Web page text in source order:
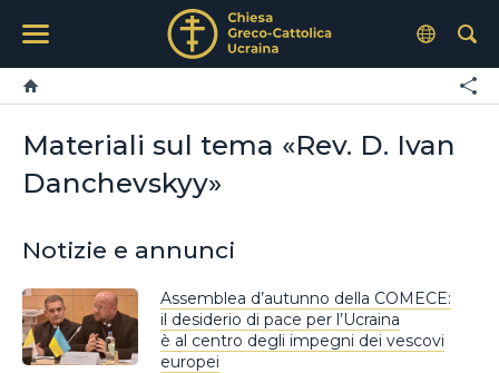
Materiali sul tema «Rev. D. Ivan
Danchevskyy»
Notizie e annunci
Assemblea d’autunno della COMECE:
il desiderio di pace per l’Ucraina
è al centro degli impegni dei vescovi
europei